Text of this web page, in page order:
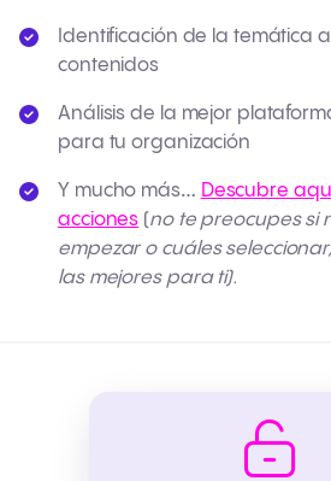
Identificación de la temática
contenidos
Análisis de la mejor
para tu organización
Y mucho más… Descubre
acciones (no te preocupes si
empezar o cuáles
las mejores para ti).